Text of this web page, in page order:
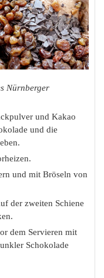
Nürnberger
und Kakao
und die
und mit Bröseln von
der zweiten Schiene
dem Servieren mit
Schokolade